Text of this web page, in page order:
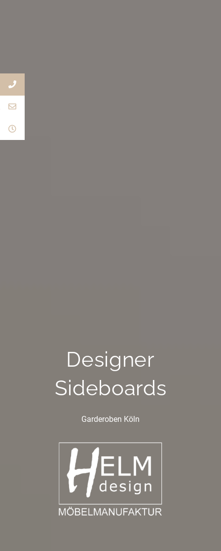
Designer
Sideboards
Garderoben Köln